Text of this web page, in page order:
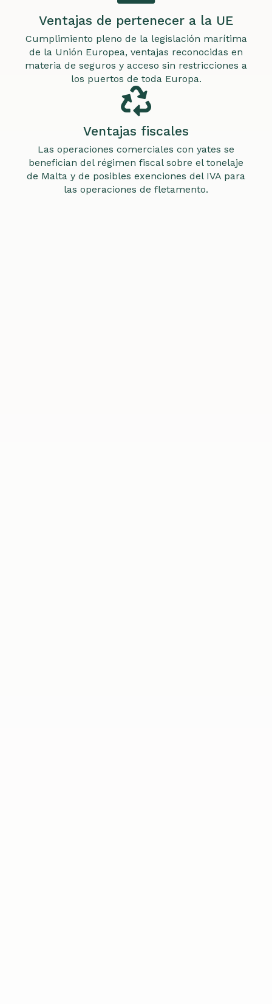
Ventajas de pertenecer a la UE
Cumplimiento pleno de la legislación marítima
de la Unión Europea, ventajas reconocidas en
materia de seguros y acceso sin restricciones a
los puertos de toda Europa.
Ventajas fiscales
Las operaciones comerciales con yates se
benefician del régimen fiscal sobre el tonelaje
de Malta y de posibles exenciones del IVA para
las operaciones de fletamento.